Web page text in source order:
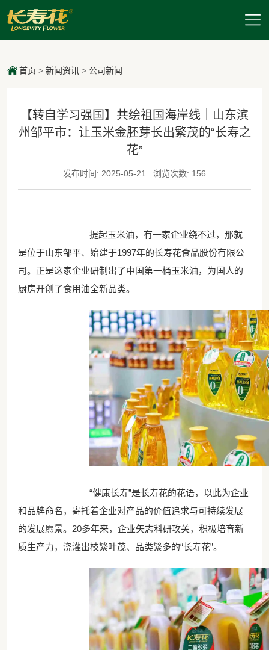
首页 > 新闻资讯> 公司新闻
【转自学习强国】共绘祖国海岸线｜山东滨
州邹平市：让玉米金胚芽长出繁茂的“长寿之
花”
发布时间: 2025-05-21 浏览次数: 156
提起玉米油，有一家企业绕不过，那就
是位于山东邹平、始建于1997年的长寿花食品股份有限公
司。正是这家企业研制出了中国第一桶玉米油，为国人的
厨房开创了食用油全新品类。
“健康长寿”是长寿花的花语，以此为企业
和品牌命名，寄托着企业对产品的价值追求与可持续发展
的发展愿景。20多年来，企业矢志科研攻关，积极培育新
质生产力，浇灌出枝繁叶茂、品类繁多的“长寿花”。